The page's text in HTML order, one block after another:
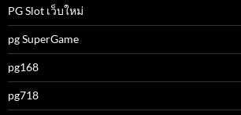
PG Slot เว็บใหม่
pg SuperGame
pg168
pg718